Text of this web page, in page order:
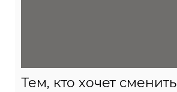
Тем, кто хочет сменить